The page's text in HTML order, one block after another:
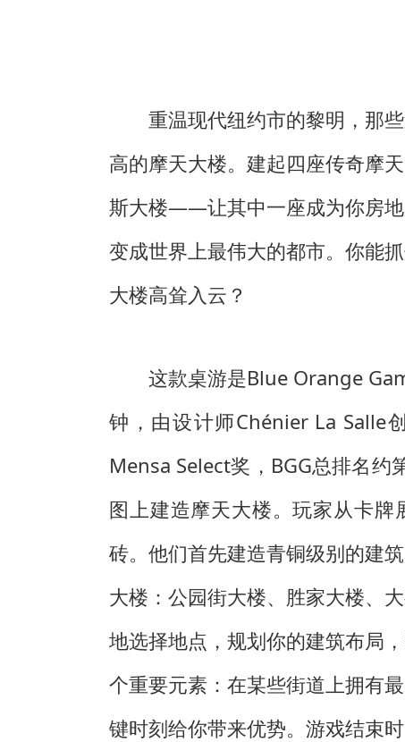
重温现代纽约市的黎明，那
高的摩天大楼。建起四座传奇摩
斯大楼——让其中一座成为你房地
变成世界上最伟大的都市。你能
大楼高耸入云？
这款桌游是Blue Orange
钟，由设计师Chénier La Salle
Mensa Select奖，BGG总排名
图上建造摩天大楼。玩家从卡
砖。他们首先建造青铜级别的建
大楼：公园街大楼、胜家大楼、
地选择地点，规划你的建筑布局
个重要元素：在某些街道上拥有
键时刻给你带来优势。游戏结束